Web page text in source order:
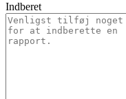
Indberet